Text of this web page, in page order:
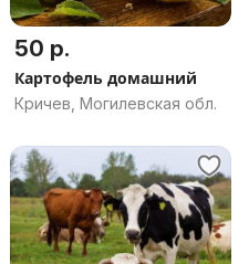
50 р.
Картофель домашний
Кричев, Могилевская обл.